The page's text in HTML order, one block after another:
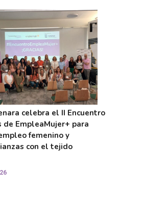
celebra el II Encuentro
de EmpleaMujer+ para
femenino y
con el tejido